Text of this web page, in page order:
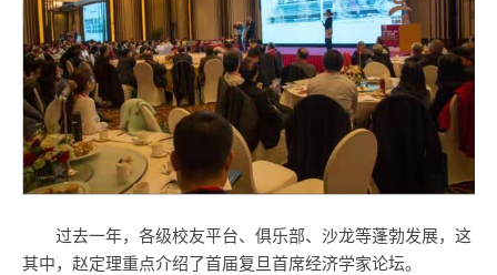
过去一年，各级校友平台、俱乐部、沙龙等蓬勃发展，这
其中，赵定理重点介绍了首届复旦首席经济学家论坛。